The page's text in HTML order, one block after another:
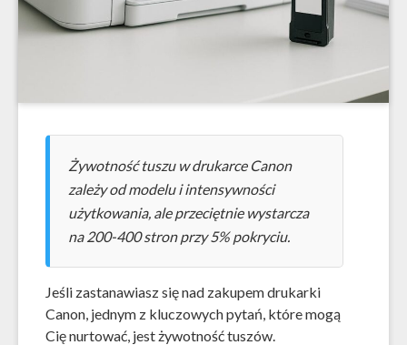
Żywotność tuszu w drukarce Canon
zależy od modelu i intensywności
użytkowania, ale przeciętnie wystarcza
na 200-400 stron przy 5% pokryciu.
Jeśli zastanawiasz się nad zakupem drukarki
Canon, jednym z kluczowych pytań, które mogą
Cię nurtować, jest żywotność tuszów.